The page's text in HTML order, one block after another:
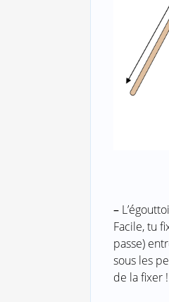
–
Facile, tu
passe)
sous les
de la fixer